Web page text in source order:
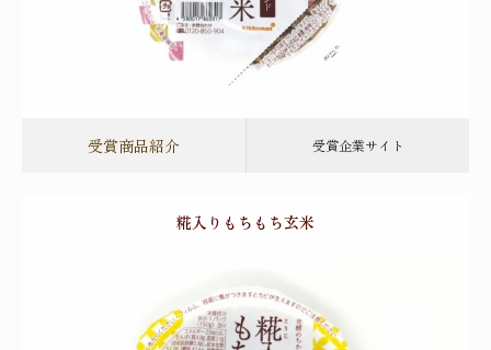
受賞商品紹介 受賞企業サイト
糀入りもちもち玄米